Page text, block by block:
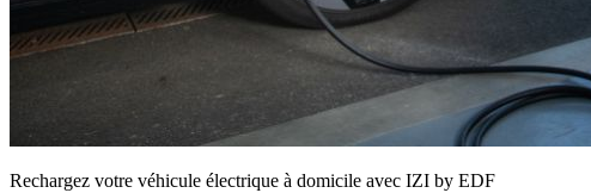
Rechargez votre véhicule électrique à domicile avec IZI by EDF